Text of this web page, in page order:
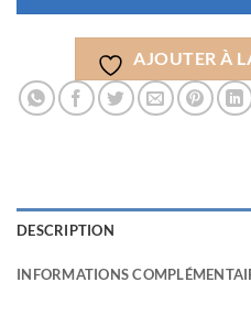
AJOUTER À
DESCRIPTION
INFORMATIONS